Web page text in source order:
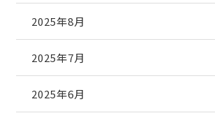
2025年8月
2025年7月
2025年6月